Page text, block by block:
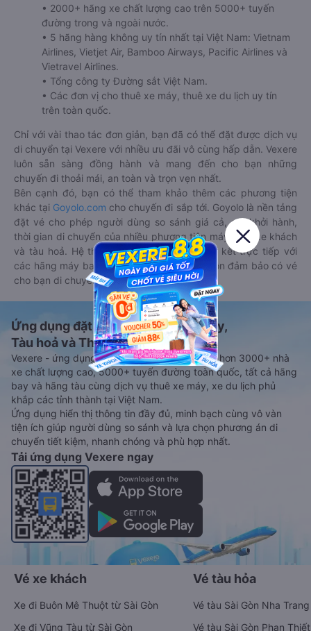
• 2000+ hãng xe chất lượng cao trên 5000+ tuyến
đường trong và ngoài nước.
• 5 hãng hàng không uy tín nhất tại Việt Nam: Vietnam
Airlines, Vietjet Air, Bamboo Airways, Pacific Airlines và
Vietravel Airlines.
• Tổng công ty Đường sắt Việt Nam.
• Các đơn vị cho thuê xe máy, thuê xe du lịch uy tín
trên toàn quốc.
Chỉ với vài thao tác đơn giản, bạn đã có thể đặt được dịch vụ
di chuyển tại Vexere với nhiều ưu đãi vô cùng hấp dẫn. Vexere
luôn sẵn sàng đồng hành và mang đến cho bạn những
chuyến đi thoải mái, an toàn và trọn vẹn nhất.
Bên cạnh đó, bạn có thể tham khảo thêm các phương tiện
khác tại Goyolo.com cho chuyến đi sắp tới. Goyolo là nền tảng
đặt vé cho phép người dùng so sánh giá cả, giờ khởi hành,
thời gian di chuyển của nhiều phương tiện máy bay, xe khách
và tàu hoả. Hệ thống của Goyolo được liên kết trực tiếp với
các hãng máy bay, xe khách và tàu hoả, luôn đảm bảo có vé
cho bạn di chuyển.
Ứng dụng đặt vé Xe khách, Máy bay,
Tàu hoả và Thuê xe
Vexere - ứng dụng đặt vé đa phương tiện với hơn 3000+ nhà
xe chất lượng cao, 5000+ tuyến đường toàn quốc, tất cả hãng
bay và hãng tàu cùng dịch vụ thuê xe máy, xe du lịch phủ
khắp các tỉnh thành tại Việt Nam.
Ứng dụng hiển thị thông tin đầy đủ, minh bạch cùng vô vàn
tiện ích giúp người dùng so sánh và lựa chọn phương án di
chuyển tiết kiệm, nhanh chóng và phù hợp nhất.
Tải ứng dụng Vexere ngay
Vé xe khách
Xe đi Buôn Mê Thuột từ Sài Gòn
Xe đi Vũng Tàu từ Sài Gòn
Vé tàu hỏa
Vé tàu Sài Gòn Nha Trang
Vé tàu Sài Gòn Phan Thiết